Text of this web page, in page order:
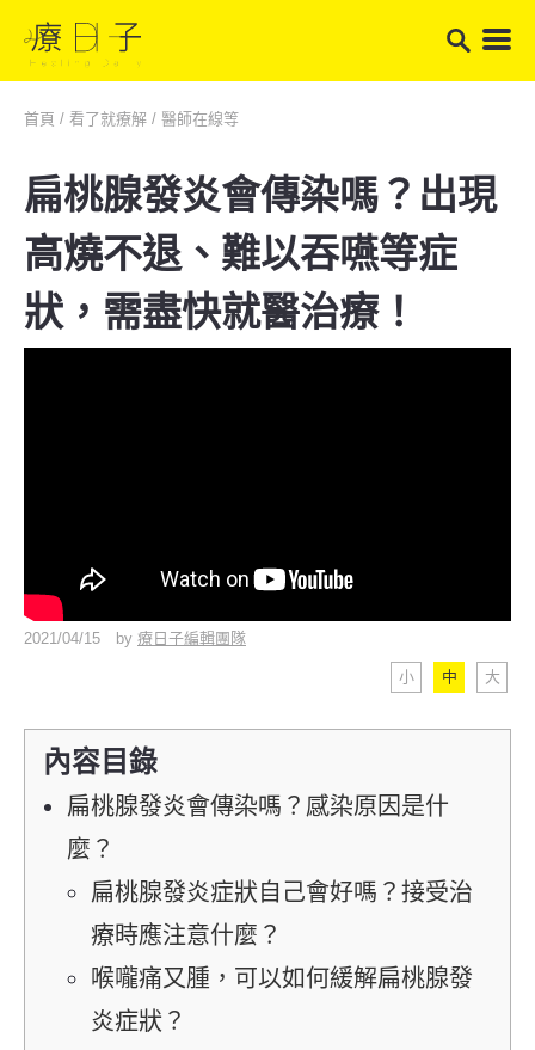
首頁 / 看了就療解 / 醫師在線等
扁桃腺發炎會傳染嗎？出現
高燒不退、難以吞嚥等症
狀，需盡快就醫治療！
2021/04/15 by 療日子編輯團隊
小 中 大
內容目錄
扁桃腺發炎會傳染嗎？感染原因是什
麼？
扁桃腺發炎症狀自己會好嗎？接受治
療時應注意什麼？
喉嚨痛又腫，可以如何緩解扁桃腺發
炎症狀？